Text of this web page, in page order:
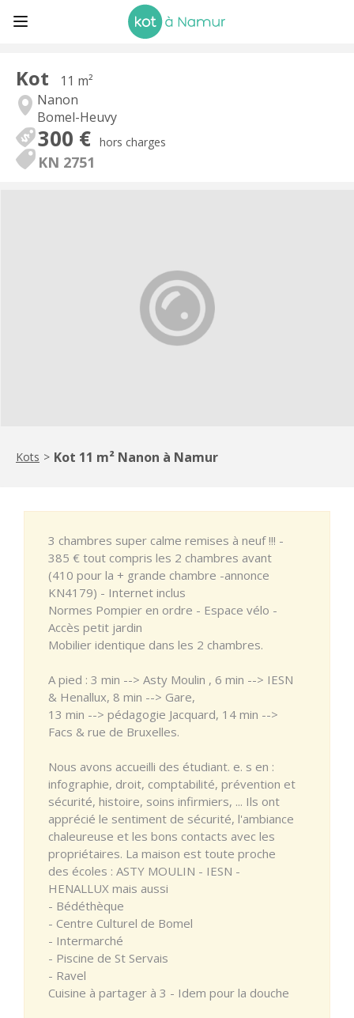
Kot
11 m²
Nanon
Bomel-Heuvy
300 € hors charges
KN 2751
Kots > Kot 11 m² Nanon à Namur
3 chambres super calme remises à neuf !!! -
385 € tout compris les 2 chambres avant
(410 pour la + grande chambre -annonce
KN4179) - Internet inclus
Normes Pompier en ordre - Espace vélo -
Accès petit jardin
Mobilier identique dans les 2 chambres.
A pied : 3 min --> Asty Moulin , 6 min --> IESN
& Henallux, 8 min --> Gare,
13 min --> pédagogie Jacquard, 14 min -->
Facs & rue de Bruxelles.
Nous avons accueilli des étudiant. e. s en :
infographie, droit, comptabilité, prévention et
sécurité, histoire, soins infirmiers, ... Ils ont
apprécié le sentiment de sécurité, l'ambiance
chaleureuse et les bons contacts avec les
propriétaires. La maison est toute proche
des écoles : ASTY MOULIN - IESN -
HENALLUX mais aussi
- Bédéthèque
- Centre Culturel de Bomel
- Intermarché
- Piscine de St Servais
- Ravel
Cuisine à partager à 3 - Idem pour la douche